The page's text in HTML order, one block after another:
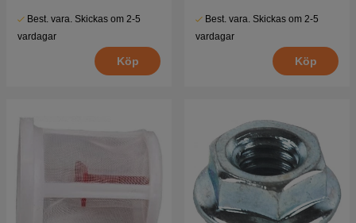
Best. vara. Skickas om 2-5
vardagar
Köp
Best. vara. Skickas om 2-5
vardagar
Köp